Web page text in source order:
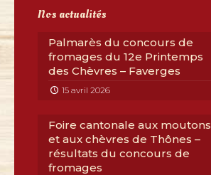
Nos actualités
Palmarès du concours de
fromages du 12e Printemps
des Chèvres – Faverges
15 avril 2026
Foire cantonale aux moutons
et aux chèvres de Thônes –
résultats du concours de
fromages